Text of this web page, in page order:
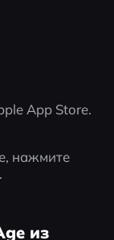
App Store.
нажмите
из